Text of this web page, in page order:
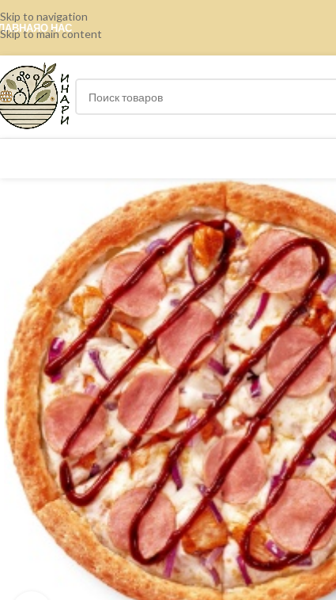
Skip to navigation
Skip to main content
О НАС